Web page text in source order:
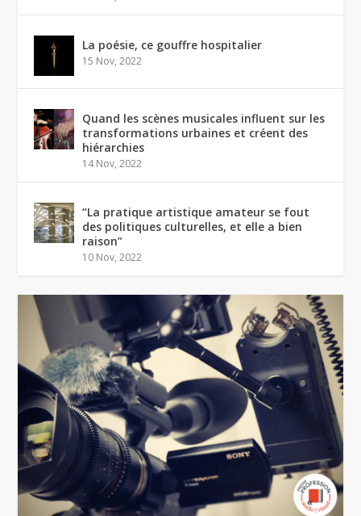
La poésie, ce gouffre hospitalier
15 Nov, 2022
Quand les scènes musicales influent sur les
transformations urbaines et créent des
hiérarchies
14 Nov, 2022
“La pratique artistique amateur se fout
des politiques culturelles, et elle a bien
raison”
10 Nov, 2022